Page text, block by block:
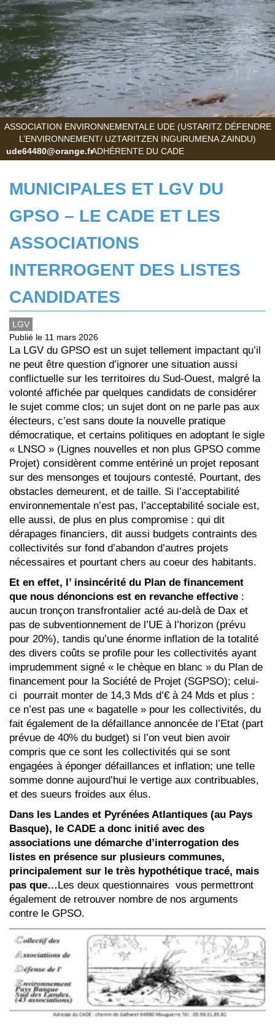
ASSOCIATION ENVIRONNEMENTALE UDE (USTARITZ DÉFENDRE
L’ENVIRONNEMENT/ UZTARITZEN INGURUMENA ZAINDU)
ADHÉRENTE DU CADE
ude64480@orange.fr
MUNICIPALES ET LGV DU
GPSO – LE CADE ET LES
ASSOCIATIONS
INTERROGENT DES LISTES
CANDIDATES
LGV
Publié le 11 mars 2026
La LGV du GPSO est un sujet tellement impactant qu’il
ne peut être question d’ignorer une situation aussi
conflictuelle sur les territoires du Sud-Ouest, malgré la
volonté affichée par quelques candidats de considérer
le sujet comme clos; un sujet dont on ne parle pas aux
électeurs, c’est sans doute la nouvelle pratique
démocratique, et certains politiques en adoptant le sigle
« LNSO » (Lignes nouvelles et non plus GPSO comme
Projet) considèrent comme entériné un projet reposant
sur des mensonges et toujours contesté. Pourtant, des
obstacles demeurent, et de taille. Si l’acceptabilité
environnementale n’est pas, l’acceptabilité sociale est,
elle aussi, de plus en plus compromise : qui dit
dérapages financiers, dit aussi budgets contraints des
collectivités sur fond d’abandon d’autres projets
nécessaires et pourtant chers au coeur des habitants.
Et en effet, l’ insincérité du Plan de financement
que nous dénoncions est en revanche effective :
aucun tronçon transfrontalier acté au-delà de Dax et
pas de subventionnement de l’UE à l’horizon (prévu
pour 20%), tandis qu’une énorme inflation de la totalité
des divers coûts se profile pour les collectivités ayant
imprudemment signé « le chèque en blanc » du Plan de
financement pour la Société de Projet (SGPSO); celui-
ci pourrait monter de 14,3 Mds d’€ à 24 Mds et plus :
ce n’est pas une « bagatelle » pour les collectivités, du
fait également de la défaillance annoncée de l’Etat (part
prévue de 40% du budget) si l’on veut bien avoir
compris que ce sont les collectivités qui se sont
engagées à éponger défaillances et inflation; une telle
somme donne aujourd’hui le vertige aux contribuables,
et des sueurs froides aux élus.
Dans les Landes et Pyrénées Atlantiques (au Pays
Basque), le CADE a donc initié avec des
associations une démarche d’interrogation des
listes en présence sur plusieurs communes,
principalement sur le très hypothétique tracé, mais
pas que…Les deux questionnaires vous permettront
également de retrouver nombre de nos arguments
contre le GPSO.